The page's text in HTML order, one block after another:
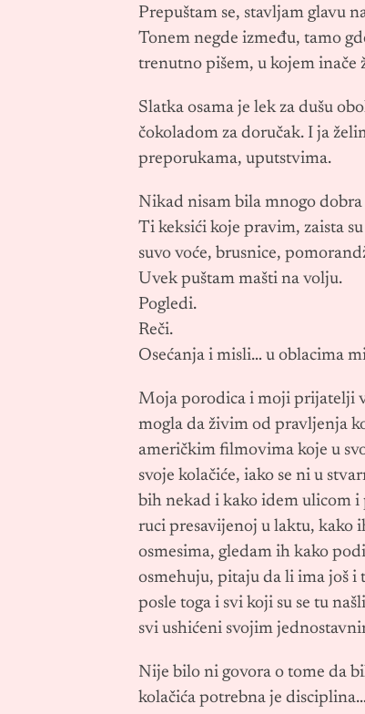
Prepuštam se, stavljam glavu
Tonem negde između, tamo
trenutno pišem, u kojem inače
Slatka osama je lek za dušu
čokoladom za doručak. I ja
preporukama, uputstvima.
Nikad nisam bila mnogo
Ti keksići koje pravim, zaista
suvo voće, brusnice,
Uvek puštam mašti na volju.
Pogledi.
Reči.
Osećanja i misli… u oblacima
Moja porodica i moji prijatelji
mogla da živim od pravljenja
američkim filmovima koje u
svoje kolačiće, iako se ni u
bih nekad i kako idem ulicom i
ruci presavijenoj u laktu, kako
osmesima, gledam ih kako
osmehuju, pitaju da li ima još i
posle toga i svi koji su se tu
svi ushićeni svojim
Nije bilo ni govora o tome da
kolačića potrebna je